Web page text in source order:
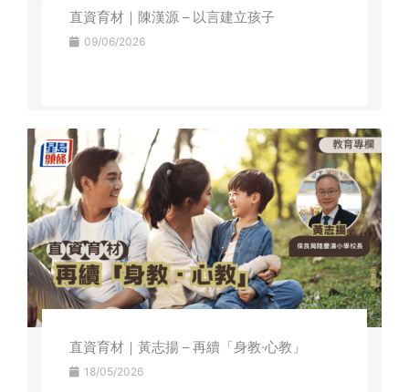
直資育材｜陳漢源 – 以言建立孩子
09/06/2026
直資育材｜黃志揚 – 再續「身教·心教」
18/05/2026